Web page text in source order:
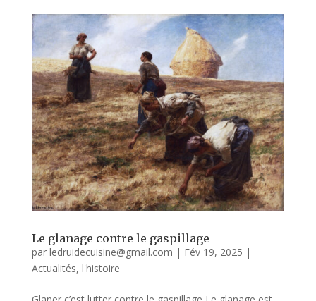
Le glanage contre le gaspillage
par ledruidecuisine@gmail.com | Fév 19, 2025 |
Actualités, l'histoire